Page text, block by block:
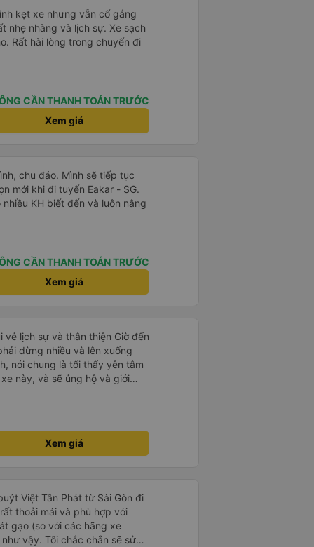
xe trong tương lai!
kẹt xe nhưng vẫn cố gắng
nhẹ nhàng và lịch sự. Xe sạch
Rất hài lòng trong chuyến đi
CẦN THANH TOÁN TRƯỚC
Xem giá
chu đáo. Mình sẽ tiếp tục
mới khi đi tuyến Eakar - SG.
KH biết đến và luôn nâng
CẦN THANH TOÁN TRƯỚC
Xem giá
vẻ lịch sự và thân thiện Giờ đến
dừng nhiều và lên xuống
nói chung là tối thấy yên tâm
này, và sẽ ủng hộ và giới
Xem giá
Việt Tân Phát từ Sài Gòn đi
thoải mái và phù hợp với
gạo (so với các hãng xe
vậy. Tôi chắc chắn sẽ sử